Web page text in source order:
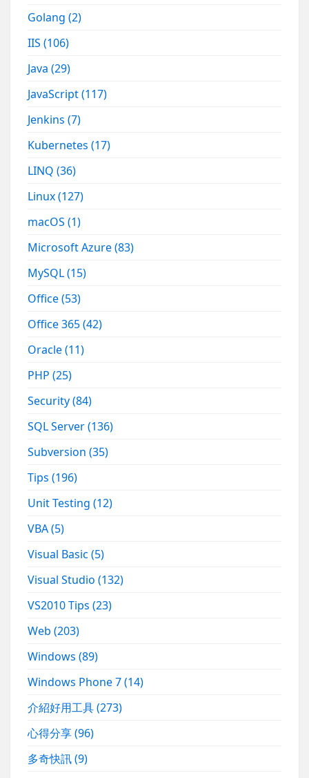
Golang(2)
IIS(106)
Java(29)
JavaScript(117)
Jenkins(7)
Kubernetes(17)
LINQ(36)
Linux(127)
macOS(1)
Microsoft Azure(83)
MySQL(15)
Office(53)
Office 365(42)
Oracle(11)
PHP(25)
Security(84)
SQL Server(136)
Subversion(35)
Tips(196)
Unit Testing(12)
VBA(5)
Visual Basic(5)
Visual Studio(132)
VS2010 Tips(23)
Web(203)
Windows(89)
Windows Phone 7(14)
介紹好用工具(273)
心得分享(96)
多奇快訊(9)